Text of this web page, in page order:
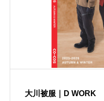
大川被服｜D WORK